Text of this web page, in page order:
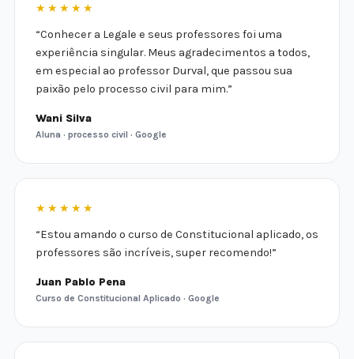
★★★★★
“Conhecer a Legale e seus professores foi uma
experiência singular. Meus agradecimentos a todos,
em especial ao professor Durval, que passou sua
paixão pelo processo civil para mim.”
Wani Silva
Aluna · processo civil · Google
★★★★★
“Estou amando o curso de Constitucional aplicado, os
professores são incríveis, super recomendo!”
Juan Pablo Pena
Curso de Constitucional Aplicado · Google